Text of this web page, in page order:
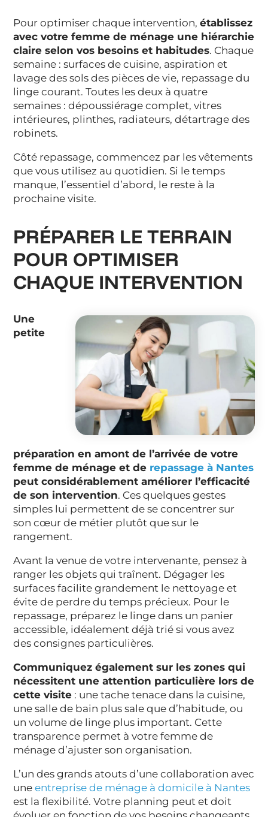
Pour optimiser chaque intervention,établissez
avec votre femme de ménage une hiérarchie
claire selon vos besoins et habitudes. Chaque
semaine : surfaces de cuisine, aspiration et
lavage des sols des pièces de vie, repassage du
linge courant. Toutes les deux à quatre
semaines : dépoussiérage complet, vitres
intérieures, plinthes, radiateurs, détartrage des
robinets.
Côté repassage, commencez par les vêtements
que vous utilisez au quotidien. Si le temps
manque, l’essentiel d’abord, le reste à la
prochaine visite.
PRÉPARER LE TERRAIN
POUR OPTIMISER
CHAQUE INTERVENTION
Une
petite
préparation en amont de l’arrivée de votre
femme de ménage et de repassage à Nantes
peut considérablement améliorer l’efficacité
de son intervention. Ces quelques gestes
simples lui permettent de se concentrer sur
son cœur de métier plutôt que sur le
rangement.
Avant la venue de votre intervenante, pensez à
ranger les objets qui traînent. Dégager les
surfaces facilite grandement le nettoyage et
évite de perdre du temps précieux. Pour le
repassage, préparez le linge dans un panier
accessible, idéalement déjà trié si vous avez
des consignes particulières.
Communiquez également sur les zones qui
nécessitent une attention particulière lors de
cette visite : une tache tenace dans la cuisine,
une salle de bain plus sale que d’habitude, ou
un volume de linge plus important. Cette
transparence permet à votre femme de
ménage d’ajuster son organisation.
L’un des grands atouts d’une collaboration avec
uneentreprise de ménage à domicile à Nantes
est la flexibilité. Votre planning peut et doit